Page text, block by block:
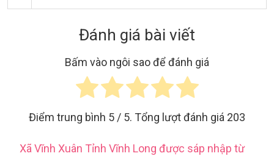
Đánh giá bài viết
Bấm vào ngôi sao để đánh giá
Điểm trung bình 5 / 5. Tổng lượt đánh giá 203
Xã Vĩnh Xuân Tỉnh Vĩnh Long được sáp nhập từ